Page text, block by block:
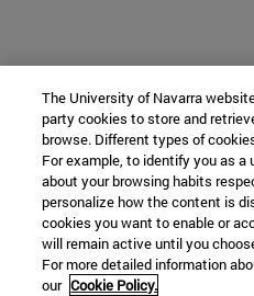
The University of Navarra
party cookies to store and
browse. Different types of
For example, to identify you as a
about your browsing habits
personalize how the content is
cookies you want to enable or
will remain active until you
For more detailed information
our Cookie Policy.